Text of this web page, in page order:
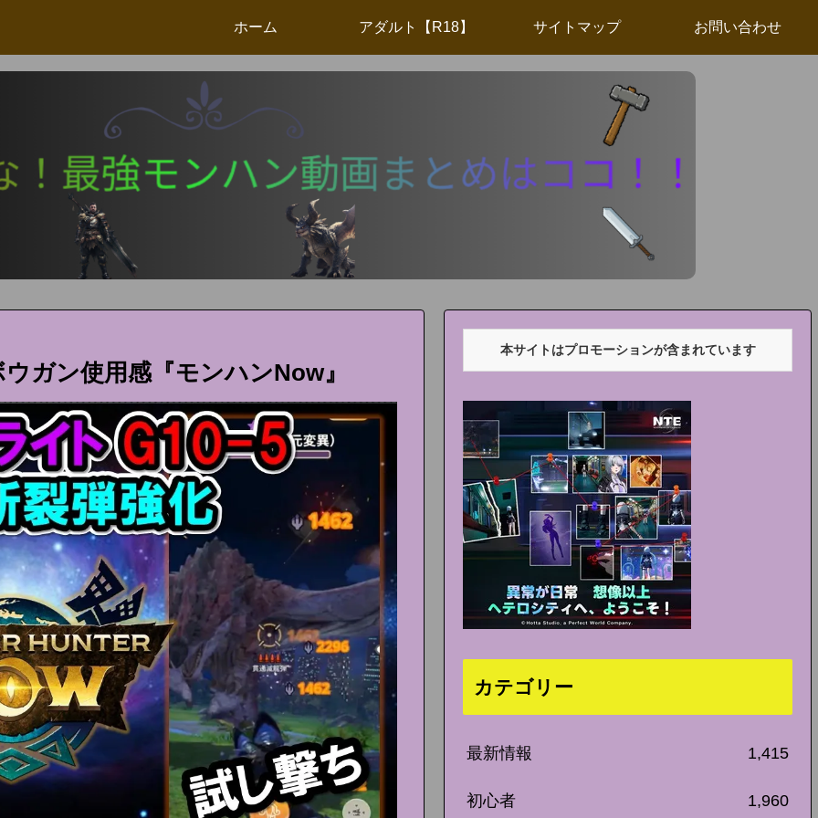
ホーム アダルト【R18】 サイトマップ お問い合わせ
ガン使用感『モンハンNow』
本サイトはプロモーションが含まれています
カテゴリー
最新情報 1,415
初心者 1,960